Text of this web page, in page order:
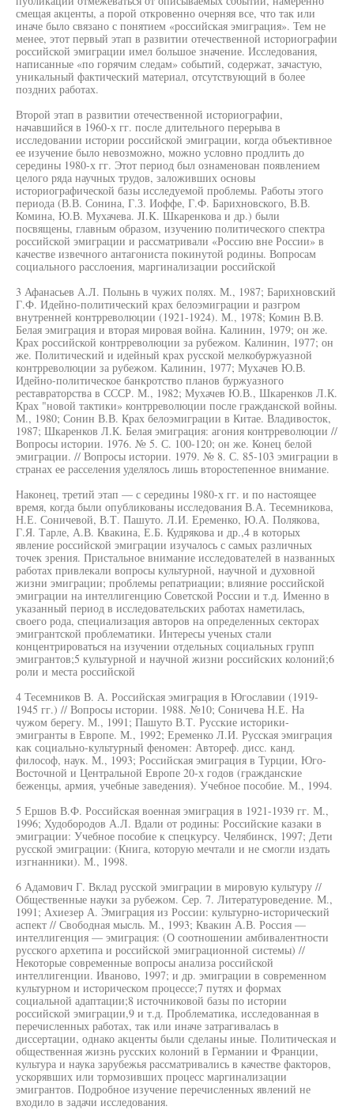
смещая акценты, а порой откровенно очерняя все, что так или
иначе было связано с понятием «российская эмиграция». Тем не
менее, этот первый этап в развитии отечественной историографии
российской эмиграции имел большое значение. Исследования,
написанные «по горячим следам» событий, содержат, зачастую,
уникальный фактический материал, отсутствующий в более
поздних работах.
Второй этап в развитии отечественной историографии,
начавшийся в 1960-х гг. после длительного перерыва в
исследовании истории российской эмиграции, когда объективное
ее изучение было невозможно, можно условно продлить до
середины 1980-х гг. Этот период был ознаменован появлением
целого ряда научных трудов, заложивших основы
историографической базы исследуемой проблемы. Работы этого
периода (В.В. Сонина, Г.З. Иоффе, Г.Ф. Барихновского, В.В.
Комина, Ю.В. Мухачева. JI.K. Шкаренкова и др.) были
посвящены, главным образом, изучению политического спектра
российской эмиграции и рассматривали «Россию вне России» в
качестве извечного антагониста покинутой родины. Вопросам
социального расслоения, маргинализации российской
3 Афанасьев А.Л. Полынь в чужих полях. М., 1987; Барихновский
Г.Ф. Идейно-политический крах белоэмиграции и разгром
внутренней контрреволюции (1921-1924). М., 1978; Комин В.В.
Белая эмиграция и вторая мировая война. Калинин, 1979; он же.
Крах российской контрреволюции за рубежом. Калинин, 1977; он
же. Политический и идейный крах русской мелкобуржуазной
контрреволюции за рубежом. Калинин, 1977; Мухачев Ю.В.
Идейно-политическое банкротство планов буржуазного
реставраторства в СССР. М., 1982; Мухачев Ю.В., Шкаренков Л.К.
Крах "новой тактики» контрреволюции после гражданской войны.
М., 1980; Сонин В.В. Крах белоэмиграции в Китае. Владивосток,
1987; Шкаренков Л.К. Белая эмиграция: агония контрреволюции //
Вопросы истории. 1976. № 5. С. 100-120; он же. Конец белой
эмиграции. // Вопросы истории. 1979. № 8. С. 85-103 эмиграции в
странах ее расселения уделялось лишь второстепенное внимание.
Наконец, третий этап — с середины 1980-х гг. и по настоящее
время, когда были опубликованы исследования В.А. Тесемникова,
Н.Е. Соничевой, В.Т. Пашуто. Л.И. Еременко, Ю.А. Полякова,
Г.Я. Тарле, А.В. Квакина, Е.Б. Кудрякова и др.,4 в которых
явление российской эмиграции изучалось с самых различных
точек зрения. Пристальное внимание исследователей в названных
работах привлекали вопросы культурной, научной и духовной
жизни эмиграции; проблемы репатриации; влияние российской
эмиграции на интеллигенцию Советской России и т.д. Именно в
указанный период в исследовательских работах наметилась,
своего рода, специализация авторов на определенных секторах
эмигрантской проблематики. Интересы ученых стали
концентрироваться на изучении отдельных социальных групп
эмигрантов;5 культурной и научной жизни российских колоний;6
роли и места российской
4 Тесемников В. А. Российская эмиграция в Югославии (1919-
1945 гг.) // Вопросы истории. 1988. №10; Соничева Н.Е. На
чужом берегу. М., 1991; Пашуто В.Т. Русские историки-
эмигранты в Европе. М., 1992; Еременко Л.И. Русская эмиграция
как социально-культурный феномен: Автореф. дисс. канд.
философ, наук. М., 1993; Российская эмиграция в Турции, Юго-
Восточной и Центральной Европе 20-х годов (гражданские
беженцы, армия, учебные заведения). Учебное пособие. М., 1994.
5 Ершов В.Ф. Российская военная эмиграция в 1921-1939 гг. М.,
1996; Худобородов А.Л. Вдали от родины: Российские казаки в
эмиграции: Учебное пособие к спецкурсу. Челябинск, 1997; Дети
русской эмиграции: (Книга, которую мечтали и не смогли издать
изгнанники). М., 1998.
6 Адамович Г. Вклад русской эмиграции в мировую культуру //
Общественные науки за рубежом. Сер. 7. Литературоведение. М.,
1991; Ахиезер А. Эмиграция из России: культурно-исторический
аспект // Свободная мысль. М., 1993; Квакин А.В. Россия —
интеллигенция — эмиграция: (О соотношении амбивалентности
русского архетипа и российской эмиграционной системы) //
Некоторые современные вопросы анализа российской
интеллигенции. Иваново, 1997; и др. эмиграции в современном
культурном и историческом процессе;7 путях и формах
социальной адаптации;8 источниковой базы по истории
российской эмиграции,9 и т.д. Проблематика, исследованная в
перечисленных работах, так или иначе затрагивалась в
диссертации, однако акценты были сделаны иные. Политическая и
общественная жизнь русских колоний в Германии и Франции,
культура и наука зарубежья рассматривались в качестве факторов,
ускорявших или тормозивших процесс маргинализации
эмигрантов. Подробное изучение перечисленных явлений не
входило в задачи исследования.